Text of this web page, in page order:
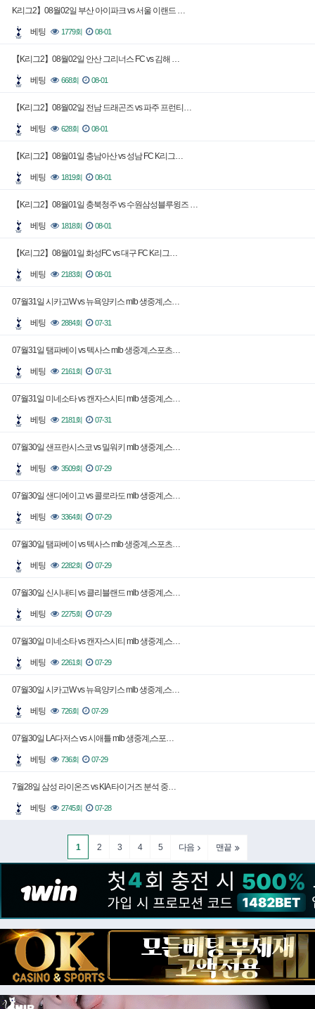
K리그2】08월02일 부산 아이파크 vs 서울 이랜드 …
베팅 1779회 08-01
【K리그2】08월02일 안산 그리너스 FC vs 김해 …
베팅 668회 08-01
【K리그2】08월02일 전남 드래곤즈 vs 파주 프런티…
베팅 628회 08-01
【K리그2】08월01일 충남아산 vs 성남 FC K리그…
베팅 1819회 08-01
【K리그2】08월01일 충북청주 vs 수원삼성블루윙즈 …
베팅 1818회 08-01
【K리그2】08월01일 화성FC vs 대구 FC K리그…
베팅 2183회 08-01
07월31일 시카고W vs 뉴욕양키스 mlb 생중계,스…
베팅 2884회 07-31
07월31일 탬파베이 vs 텍사스 mlb 생중계,스포츠…
베팅 2161회 07-31
07월31일 미네소타 vs 캔자스시티 mlb 생중계,스…
베팅 2181회 07-31
07월30일 샌프란시스코 vs 밀워키 mlb 생중계,스…
베팅 3509회 07-29
07월30일 샌디에이고 vs 콜로라도 mlb 생중계,스…
베팅 3364회 07-29
07월30일 탬파베이 vs 텍사스 mlb 생중계,스포츠…
베팅 2282회 07-29
07월30일 신시내티 vs 클리블랜드 mlb 생중계,스…
베팅 2275회 07-29
07월30일 미네소타 vs 캔자스시티 mlb 생중계,스…
베팅 2261회 07-29
07월30일 시카고W vs 뉴욕양키스 mlb 생중계,스…
베팅 726회 07-29
07월30일 LA다저스 vs 시애틀 mlb 생중계,스포…
베팅 736회 07-29
7월28일 삼성 라이온즈 vs KIA 타이거즈 분석 중…
베팅 2745회 07-28
1 2 3 4 5 다음 맨끝